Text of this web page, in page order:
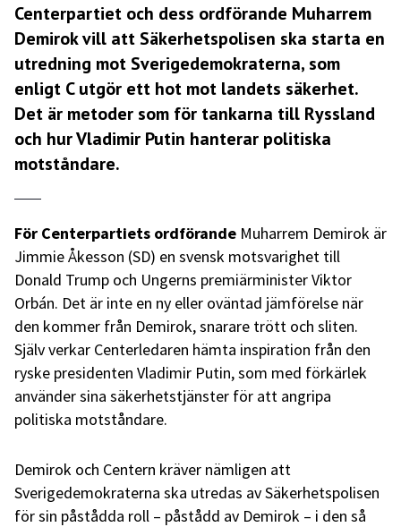
Centerpartiet och dess ordförande Muharrem
Demirok vill att Säkerhetspolisen ska starta en
utredning mot Sverigedemokraterna, som
enligt C utgör ett hot mot landets säkerhet.
Det är metoder som för tankarna till Ryssland
och hur Vladimir Putin hanterar politiska
motståndare.
För Centerpartiets ordförande Muharrem Demirok är
Jimmie Åkesson (SD) en svensk motsvarighet till
Donald Trump och Ungerns premiärminister Viktor
Orbán. Det är inte en ny eller oväntad jämförelse när
den kommer från Demirok, snarare trött och sliten.
Själv verkar Centerledaren hämta inspiration från den
ryske presidenten Vladimir Putin, som med förkärlek
använder sina säkerhetstjänster för att angripa
politiska motståndare.
Demirok och Centern kräver nämligen att
Sverigedemokraterna ska utredas av Säkerhetspolisen
för sin påstådda roll – påstådd av Demirok – i den så